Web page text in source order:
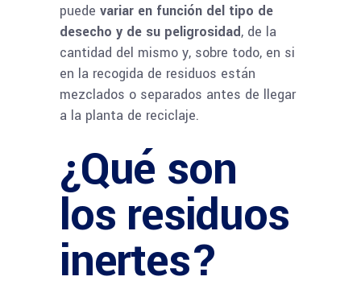
puede variar en función del tipo de
desecho y de su peligrosidad, de la
cantidad del mismo y, sobre todo, en si
en la recogida de residuos están
mezclados o separados antes de llegar
a la planta de reciclaje.
¿Qué son
los residuos
inertes?